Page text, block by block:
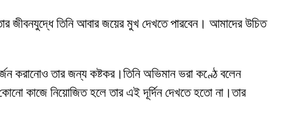
জীবনযুদ্ধে তিনি আবার জয়ের মুখ দেখতে পারবেন। আমাদের উচিত
করানোও তার জন্য কষ্টকর।তিনি অভিমান ভরা কণ্ঠে বলেন
কাজে নিয়োজিত হলে তার এই দূর্দিন দেখতে হতো না।তার